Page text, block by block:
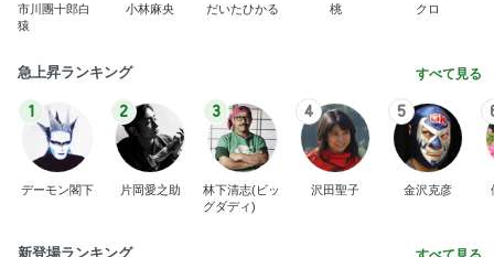
市川團十郎白
猿
小林麻央 だいたひかる 桃 クロ
急上昇ランキング すべて見る
1
デーモン閣下
2
片岡愛之助
3
林下清志(ビッ
グダディ)
4
沢田聖子
5
金沢克彦
新登場ランキング